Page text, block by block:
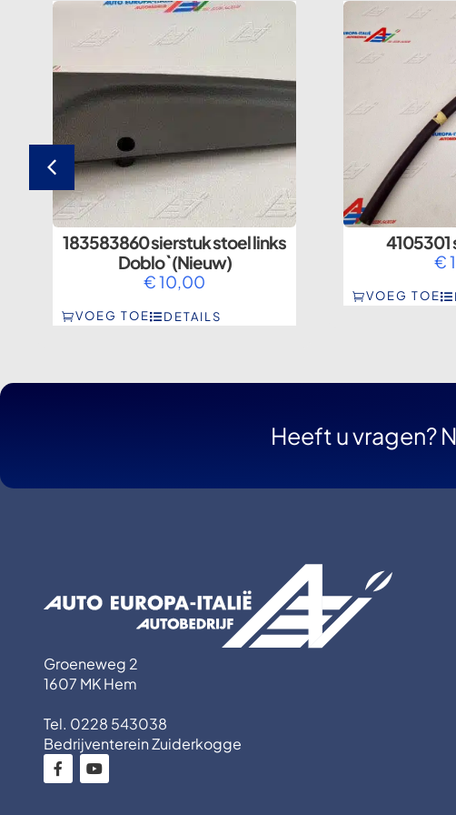
183583860 sierstuk stoel links
Doblo` (Nieuw)
€10,00
VOEG TOE DETAILS
4105301
€
VOEG TOE
Heeft u vragen?
Groeneweg 2
1607 MK Hem
Tel. 0228 543038
Bedrijventerein Zuiderkogge